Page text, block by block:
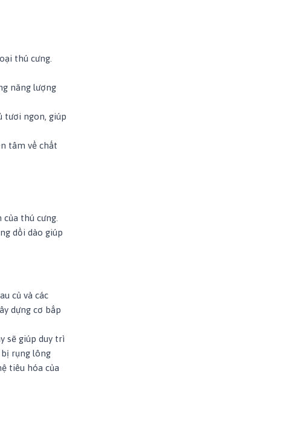
thú cưng.
năng lượng
tươi ngon, giúp
tâm về chất
thú cưng.
dồi dào giúp
củ và các
dựng cơ bắp
sẽ giúp duy trì
rụng lông
tiêu hóa của